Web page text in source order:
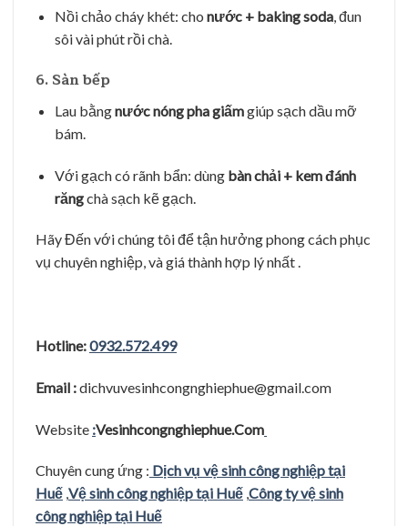
Nồi chảo cháy khét: cho nước + baking soda, đun
sôi vài phút rồi chà.
6. Sàn bếp
Lau bằngnước nóng pha giấmgiúp sạch dầu mỡ
bám.
Với gạch có rãnh bẩn: dùng bàn chải + kem đánh
răngchà sạch kẽ gạch.
Hãy Đến với chúng tôi để tận hưởng phong cách phục
vụ chuyên nghiệp, và giá thành hợp lý nhất .
Hotline:0932.572.499
Email :dichvuvesinhcongnghiephue@gmail.com
Website :Vesinhcongnghiephue.Com
Chuyên cung ứng : Dịch vụ vệ sinh công nghiệp tại
Huế ,Vệ sinh công nghiệp tại Huế ,Công ty vệ sinh
công nghiệp tại Huế